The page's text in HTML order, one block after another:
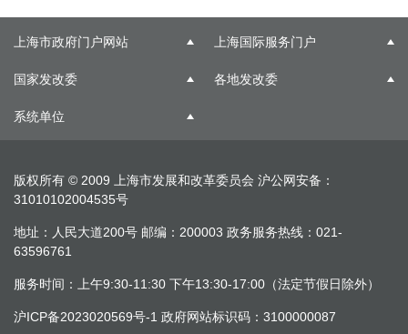
上海市政府门户网站 上海国际服务门户
国家发改委 各地发改委
系统单位
版权所有 © 2009 上海市发展和改革委员会 沪公网安备：
31010102004535号
地址：人民大道200号 邮编：200003 政务服务热线：021-
63596761
服务时间：上午9:30-11:30 下午13:30-17:00（法定节假日除外）
沪ICP备2023020569号-1 政府网站标识码：3100000087